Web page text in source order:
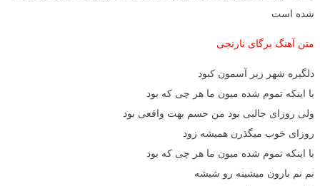
شده است
متن آهنگ برگای نارنجی
دلگیره شهر زیر آسمون کبود
با اینکه تموم‌ شده میون ما هر چی‌ که بود
ولی روزای جالبی بود من حسم بهت واقعی بود
روزای خوب میگذرن همیشه زود
با اینکه تموم‌ شده میون ما هر چی‌ که بود
نم نم بارون میشینه رو شیشه